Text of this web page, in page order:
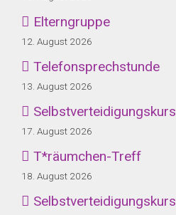
Elterngruppe
12. August 2026
Telefonsprechstunde
13. August 2026
Selbstverteidigungskurs
17. August 2026
T*räumchen-Treff
18. August 2026
Selbstverteidigungskurs